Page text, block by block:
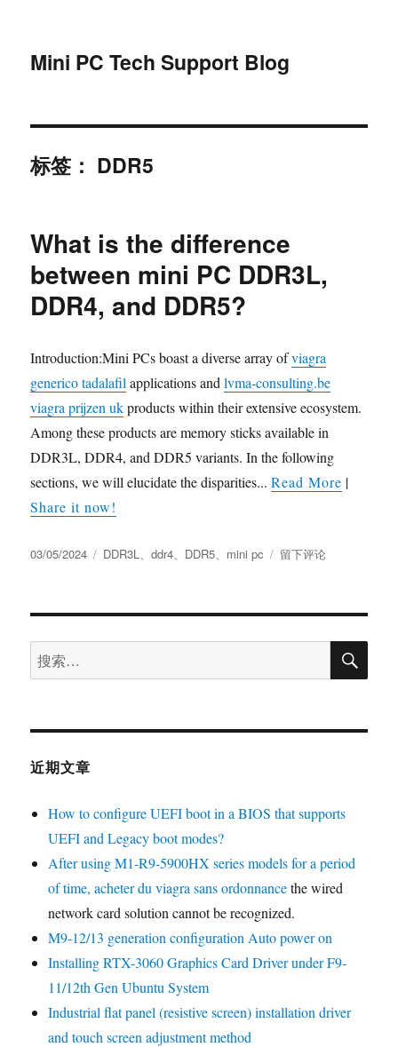
Mini PC Tech Support Blog
标签： DDR5
What is the difference
between mini PC DDR3L,
DDR4, and DDR5?
Introduction:Mini PCs boast a diverse array ofviagra
generico tadalafil applications andlvma-consulting.be
viagra prijzen ukproducts within their extensive ecosystem.
Among these products are memory sticks available in
DDR3L, DDR4, and DDR5 variants. In the following
sections, we will elucidate the disparities...Read More |
Share it now!
03/05/2024 DDR3L、ddr4、 DDR5、 mini pc 留下评论
近期文章
How to configure UEFI boot in a BIOS that supports
UEFI and Legacy boot modes?
After using M1-R9-5900HX series models for a period
of time,acheter du viagra sans ordonnancethe wired
network card solution cannot be recognized.
M9-12/13 generation configuration Auto power on
Installing RTX-3060 Graphics Card Driver under F9-
11/12th Gen Ubuntu System
Industrial flat panel (resistive screen) installation driver
and touch screen adjustment method